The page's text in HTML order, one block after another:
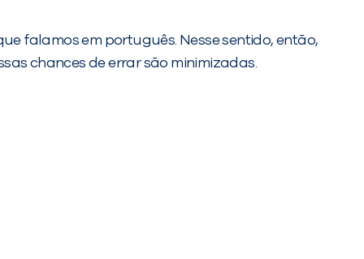
falamos em português. Nesse sentido, então,
chances de errar são minimizadas.